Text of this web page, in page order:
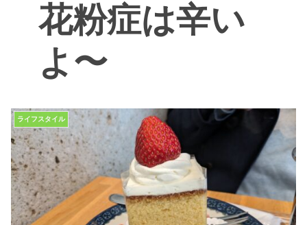
花粉症は辛い
よ〜
ライフスタイル